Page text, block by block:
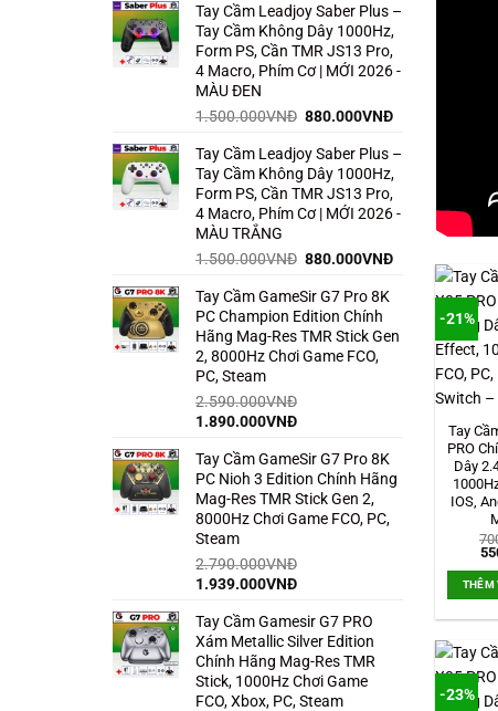
là:
1.900.000VNĐ.
tại
là:
1.350.000VNĐ.
Tay Cầm Leadjoy Saber Plus –
Tay Cầm Không Dây 1000Hz,
Form PS, Cần TMR JS13 Pro,
4 Macro, Phím Cơ | MỚI 2026 -
MÀU ĐEN
1.500.000VNĐ Giá
là:
1.500.000VNĐ.
880.000VNĐGiá
tại
là:
880.000VNĐ.
Tay Cầm Leadjoy Saber Plus –
Tay Cầm Không Dây 1000Hz,
Form PS, Cần TMR JS13 Pro,
4 Macro, Phím Cơ | MỚI 2026 -
MÀU TRẮNG
1.500.000VNĐ Giá
là:
1.500.000VNĐ.
880.000VNĐGiá
880.000VNĐ.
Tay Cầm GameSir G7 Pro 8K
PC Champion Edition Chính
Hãng Mag-Res TMR Stick Gen
2, 8000Hz Chơi Game FCO,
PC, Steam
2.590.000VNĐ
Giá
là:
2.590.000VNĐ.
1.890.000VNĐGiá
tại
là:
1.890.000VNĐ.
Tay Cầm GameSir G7 Pro 8K
PC Nioh 3 Edition Chính Hãng
Mag-Res TMR Stick Gen 2,
8000Hz Chơi Game FCO, PC,
Steam
2.790.000VNĐ
Giá
là:
2.790.000VNĐ.
1.939.000VNĐGiá
tại
là:
1.939.000VNĐ.
Tay Cầm Gamesir G7 PRO
Xám Metallic Silver Edition
Chính Hãng Mag-Res TMR
Stick, 1000Hz Chơi Game
FCO, Xbox, PC, Steam
-21%
Tay
PRO
Dây
IOS,
là:
THÊM
-23%